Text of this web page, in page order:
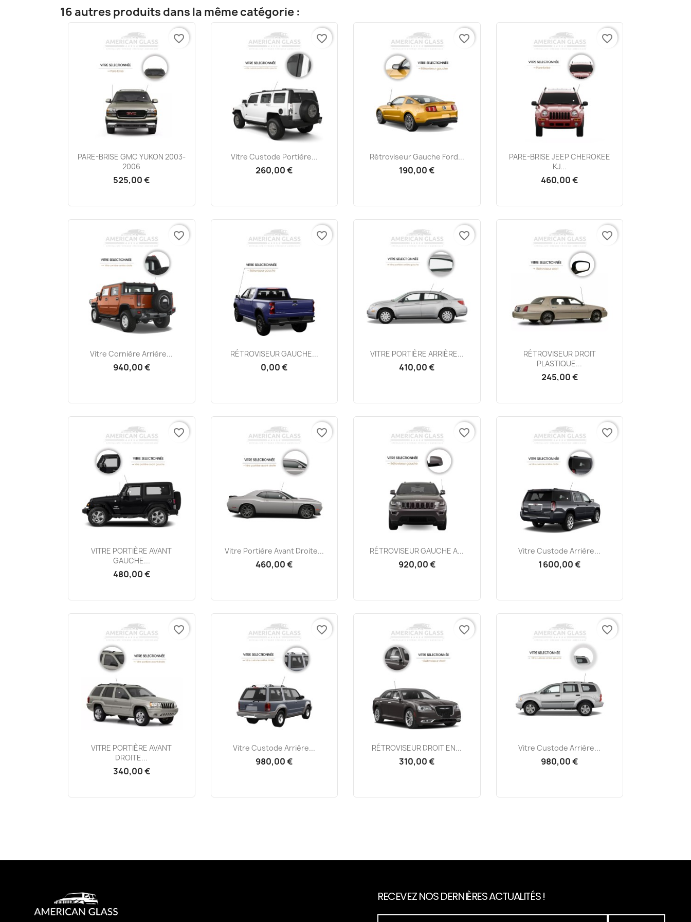
16 autres produits dans la même catégorie :
Aperçu rapide
PARE-BRISE GMC YUKON 2003-
2006
525,00 €
favorite_border
Aperçu rapide
Vitre Custode Portière...
260,00 €
favorite_border
Aperçu rapide
Rétroviseur Gauche Ford...
190,00 €
favorite_border
Aperçu rapide
PARE-BRISE JEEP CHEROKEE
KJ...
460,00 €
favorite_border
Aperçu rapide
Vitre Cornière Arrière...
940,00 €
favorite_border
Aperçu rapide
RÉTROVISEUR GAUCHE...
0,00 €
favorite_border
Aperçu rapide
VITRE PORTIÈRE ARRIÈRE...
410,00 €
favorite_border
Aperçu rapide
RÉTROVISEUR DROIT
PLASTIQUE...
245,00 €
favorite_border
Aperçu rapide
VITRE PORTIÈRE AVANT
GAUCHE...
480,00 €
favorite_border
Aperçu rapide
Vitre Portière Avant Droite...
460,00 €
favorite_border
Aperçu rapide
RÉTROVISEUR GAUCHE A...
920,00 €
favorite_border
Aperçu rapide
Vitre Custode Arrière...
1 600,00 €
favorite_border
Aperçu rapide
VITRE PORTIÈRE AVANT
DROITE...
340,00 €
favorite_border
Aperçu rapide
Vitre Custode Arrière...
980,00 €
favorite_border
Aperçu rapide
RÉTROVISEUR DROIT EN...
310,00 €
favorite_border
Aperçu rapide
Vitre Custode Arrière...
980,00 €
favorite_border
RECEVEZ NOS DERNIÈRES ACTUALITÉS !